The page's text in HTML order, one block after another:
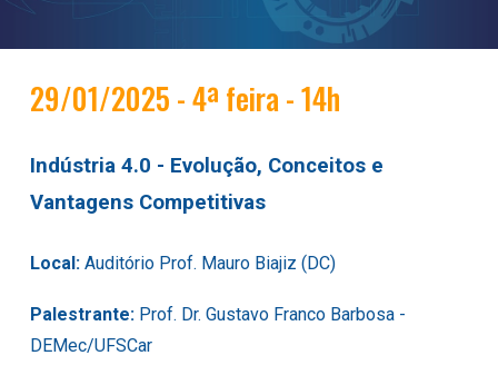
29/01/2025 - 4ª feira - 14h
Indústria 4.0 - Evolução, Conceitos e
Vantagens Competitivas
Local: Auditório Prof. Mauro Biajiz (DC)
Palestrante: Prof. Dr.Gustavo Franco Barbosa -
DEMec/UFSCar